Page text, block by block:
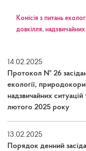
Kомісія з питань
довкілля, надзвичайних
14.02.2025
Протокол № 26
екології,
надзвичайних ситуацій
лютого 2025 року
13.02.2025
Порядок денний